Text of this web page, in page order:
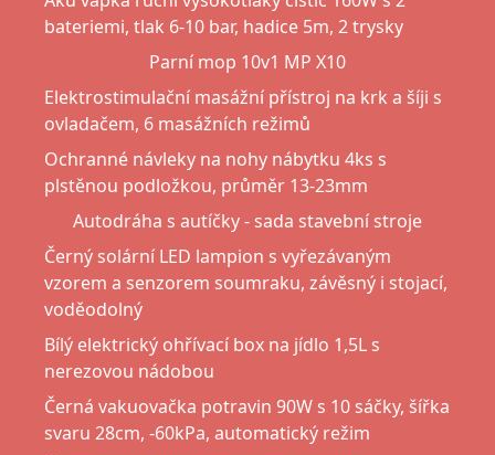
bateriemi, tlak 6-10 bar, hadice 5m, 2 trysky
Parní mop 10v1 MP X10
Elektrostimulační masážní přístroj na krk a šíji s
ovladačem, 6 masážních režimů
Ochranné návleky na nohy nábytku 4ks s
plstěnou podložkou, průměr 13-23mm
Autodráha s autíčky - sada stavební stroje
Černý solární LED lampion s vyřezávaným
vzorem a senzorem soumraku, závěsný i stojací,
voděodolný
Bílý elektrický ohřívací box na jídlo 1,5L s
nerezovou nádobou
Černá vakuovačka potravin 90W s 10 sáčky, šířka
svaru 28cm, -60kPa, automatický režim